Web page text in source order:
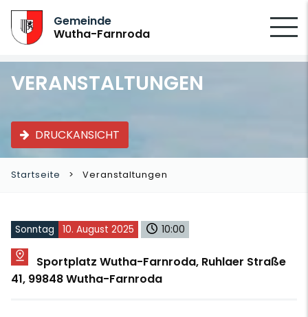
Gemeinde
Wutha-Farnroda
VERANSTALTUNGEN
DRUCKANSICHT
Startseite Veranstaltungen
Sonntag 10. August 2025 10:00
Sportplatz Wutha-Farnroda, Ruhlaer Straße
41, 99848 Wutha-Farnroda